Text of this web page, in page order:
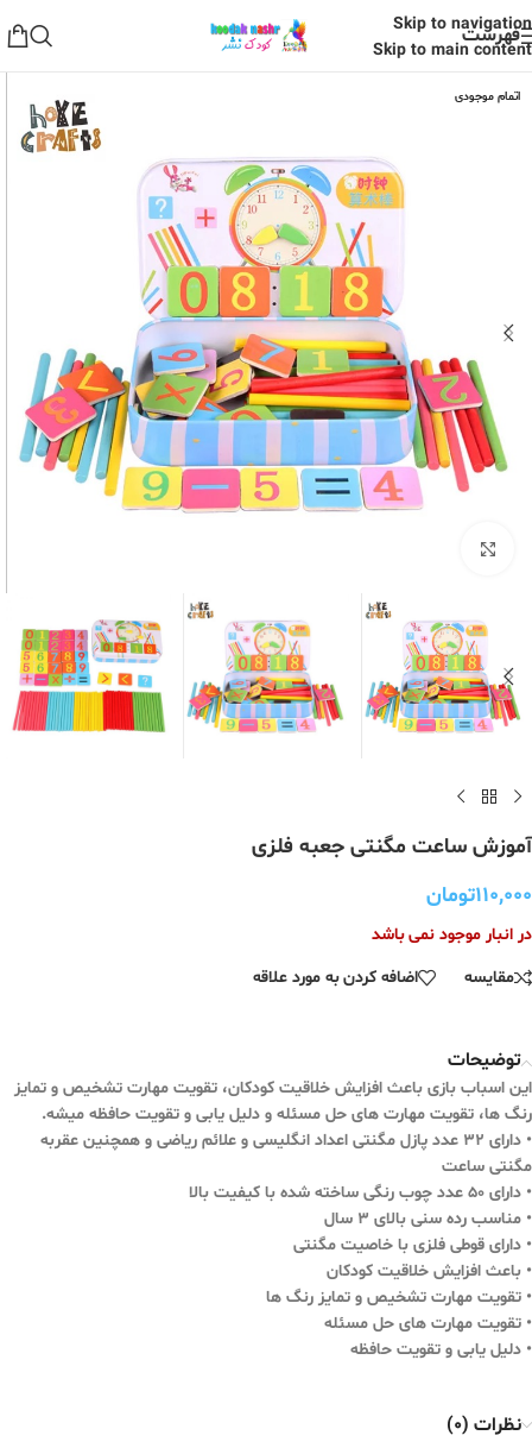
Skip to navigation
Skip to main content
فهرست
اتمام موجودی
آموزش ساعت مگنتی جعبه فلزی
۱۱۰,۰۰۰تومان
در انبار موجود نمی باشد
مقایسه
اضافه کردن به مورد علاقه
توضیحات
این اسباب بازی باعث افزایش خلاقیت کودکان، تقویت مهارت تشخیص و تمایز
رنگ ها، تقویت مهارت های حل مسئله و دلیل یابی و تقویت حافظه میشه.
• دارای 32 عدد پازل مگنتی اعداد انگلیسی و علائم ریاضی و همچنین عقربه
مگنتی ساعت
• دارای 50 عدد چوب رنگی ساخته شده با کیفیت بالا
• مناسب رده سنی بالای 3 سال
• دارای قوطی فلزی با خاصیت مگنتی
• باعث افزایش خلاقیت کودکان
• تقویت مهارت تشخیص و تمایز رنگ ها
• تقویت مهارت های حل مسئله
• دلیل یابی و تقویت حافظه
نظرات (0)